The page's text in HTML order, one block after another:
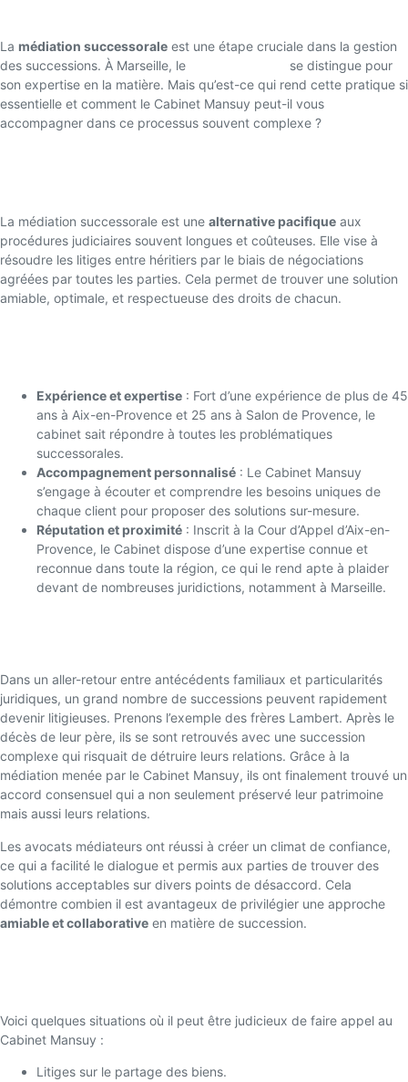
La médiation successorale est une étape cruciale dans la gestion
des successions. À Marseille, le
se distingue pour
son expertise en la matière. Mais qu’est-ce qui rend cette pratique si
essentielle et comment le Cabinet Mansuy peut-il vous
accompagner dans ce processus souvent complexe ?
La médiation successorale est une alternative pacifique aux
procédures judiciaires souvent longues et coûteuses. Elle vise à
résoudre les litiges entre héritiers par le biais de négociations
agréées par toutes les parties. Cela permet de trouver une solution
amiable, optimale, et respectueuse des droits de chacun.
Expérience et expertise : Fort d’une expérience de plus de 45
ans à Aix-en-Provence et 25 ans à Salon de Provence, le
cabinet sait répondre à toutes les problématiques
successorales.
Accompagnement personnalisé : Le Cabinet Mansuy
s’engage à écouter et comprendre les besoins uniques de
chaque client pour proposer des solutions sur-mesure.
Réputation et proximité : Inscrit à la Cour d’Appel d’Aix-en-
Provence, le Cabinet dispose d’une expertise connue et
reconnue dans toute la région, ce qui le rend apte à plaider
devant de nombreuses juridictions, notamment à Marseille.
Dans un aller-retour entre antécédents familiaux et particularités
juridiques, un grand nombre de successions peuvent rapidement
devenir litigieuses. Prenons l’exemple des frères Lambert. Après le
décès de leur père, ils se sont retrouvés avec une succession
complexe qui risquait de détruire leurs relations. Grâce à la
médiation menée par le Cabinet Mansuy, ils ont finalement trouvé un
accord consensuel qui a non seulement préservé leur patrimoine
mais aussi leurs relations.
Les avocats médiateurs ont réussi à créer un climat de confiance,
ce qui a facilité le dialogue et permis aux parties de trouver des
solutions acceptables sur divers points de désaccord. Cela
démontre combien il est avantageux de privilégier une approche
amiable et collaborative en matière de succession.
Voici quelques situations où il peut être judicieux de faire appel au
Cabinet Mansuy :
Litiges sur le partage des biens.